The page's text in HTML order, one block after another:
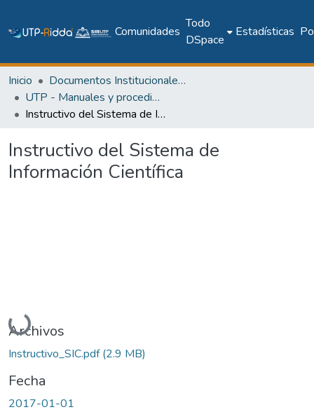
Comunidades
Todo
DSpace
Estadísticas
Inicio
Documentos Institucionales y Memoria Universitaria
UTP - Manuales y procedimientos
Instructivo del Sistema de Información Científica
Instructivo del Sistema de
Información Científica
Cargando...
Archivos
Instructivo_SIC.pdf(2.9 MB)
Fecha
2017-01-01